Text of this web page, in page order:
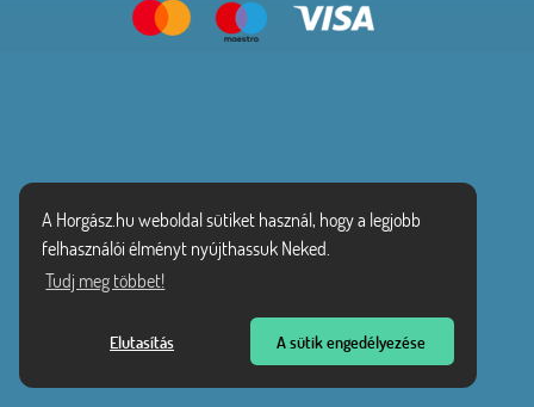
A Horgász.hu weboldal sütiket használ, hogy a legjobb
felhasználói élményt nyújthassuk Neked.
Tudj meg többet!
Elutasítás A sütik engedélyezése